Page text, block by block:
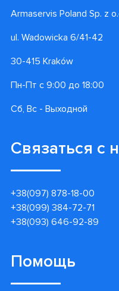
Armaservis Poland Sp. z
ul. Wadowicka 6/41-42
30-415 Kraków
Пн-Пт с 9:00 до 18:00
Сб, Вс - Выходной
Связаться с
+38(097) 878-18-00
+38(099) 384-72-71
+38(093) 646-92-89
Помощь